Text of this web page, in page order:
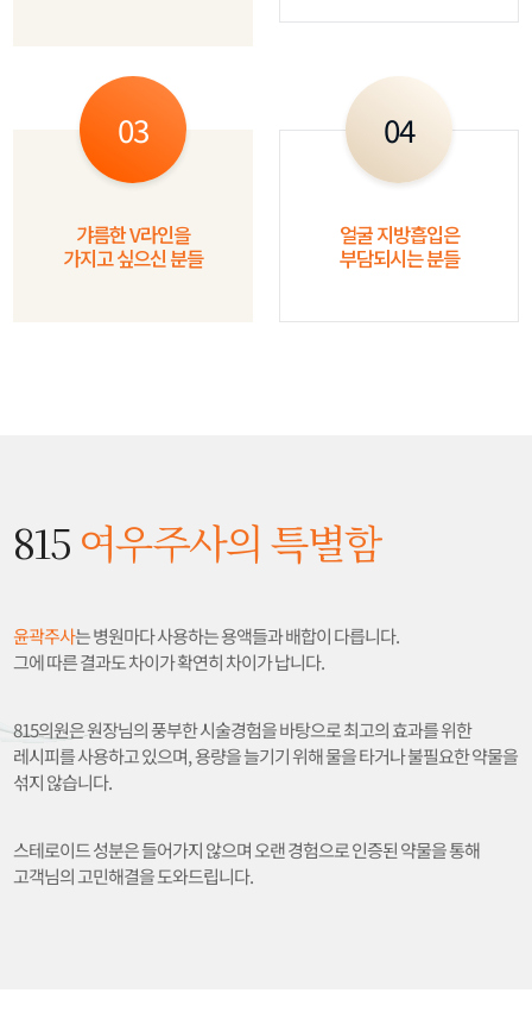
03
갸름한 V라인을
가지고 싶으신 분들
04
얼굴 지방흡입은
부담되시는 분들
815 여우주사의 특별함
윤곽주사는 병원마다 사용하는 용액들과 배합이 다릅니다.
그에 따른 결과도 차이가 확연히 차이가 납니다.
815의원은 원장님의 풍부한 시술경험을 바탕으로 최고의 효과를 위한
레시피를 사용하고 있으며, 용량을 늘기기 위해 물을 타거나 불필요한 약물을
섞지 않습니다.
스테로이드 성분은 들어가지 않으며 오랜 경험으로 인증된 약물을 통해
고객님의 고민해결을 도와드립니다.